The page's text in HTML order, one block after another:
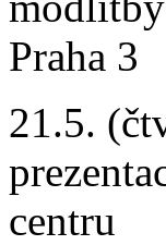
Praha 3
21.5.
centru